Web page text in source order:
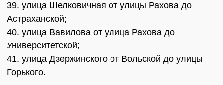
39. улица Шелковичная от улицы Рахова до
Астраханской;
40. улица Вавилова от улица Рахова до
Университетской;
41. улица Дзержинского от Вольской до улицы
Горького.